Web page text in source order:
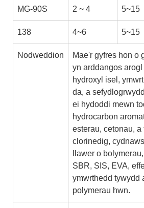
MG-90S 2 ~ 4 5~15
138 4~6 5~15
Nodweddion
Mae'r gyfres hon o
yn arddangos
hydroxyl isel,
da, a
ei hydoddi mewn
hydrocarbon
esterau, cetonau,
clorinedig,
llawer o
SBR, SIS, EVA,
ymwrthedd tywydd
polymerau hwn.